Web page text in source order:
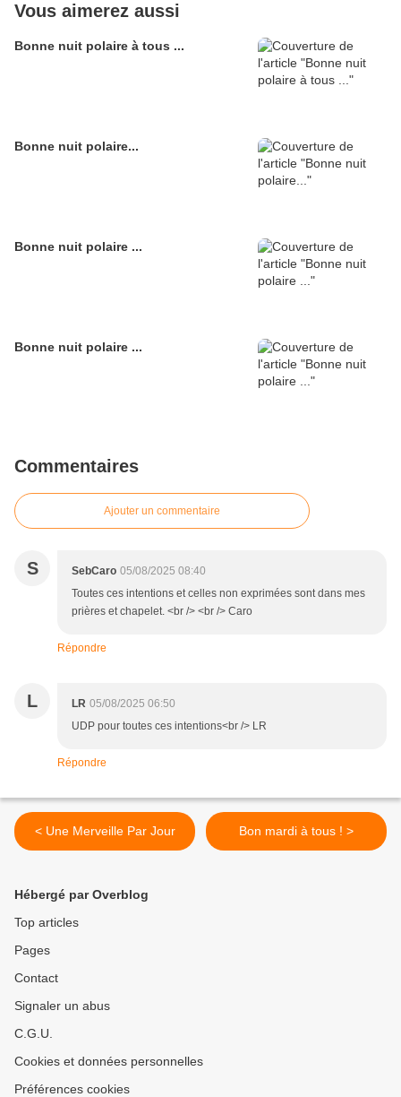
Vous aimerez aussi
Bonne nuit polaire à tous ...
Bonne nuit polaire...
Bonne nuit polaire ...
Bonne nuit polaire ...
Commentaires
Ajouter un commentaire
S SebCaro 05/08/2025 08:40
Toutes ces intentions et celles non exprimées sont dans mes
prières et chapelet. <br /> <br /> Caro
Répondre
L LR 05/08/2025 06:50
UDP pour toutes ces intentions<br /> LR
Répondre
< Une Merveille Par Jour Bon mardi à tous ! >
Hébergé par Overblog
Top articles
Pages
Contact
Signaler un abus
C.G.U.
Cookies et données personnelles
Préférences cookies